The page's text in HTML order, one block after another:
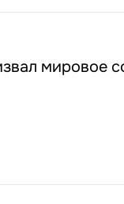
мировое